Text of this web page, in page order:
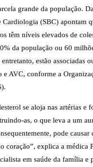
grande da população.
Cardiologia (SBC) apontam
têm níveis elevados de
da população ou 60
estão associadas
e AVC, conforme a
se aloja nas artérias e
as, o que leva a um
pode causar
coração”, explica a médica
em saúde da família e